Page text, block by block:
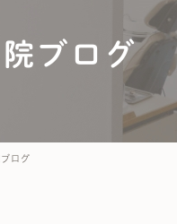
ー
不妊・子宝整体
ブログ
ログ